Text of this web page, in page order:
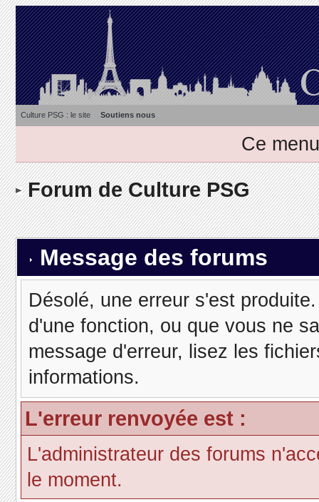
Culture PSG : le site Soutiens nous
Ce
Forum de Culture PSG
Message des forums
Désolé, une erreur s'est
d'une fonction, ou que vous ne
message d'erreur, lisez les
informations.
L'erreur renvoyée est :
L'administrateur des forums
le moment.